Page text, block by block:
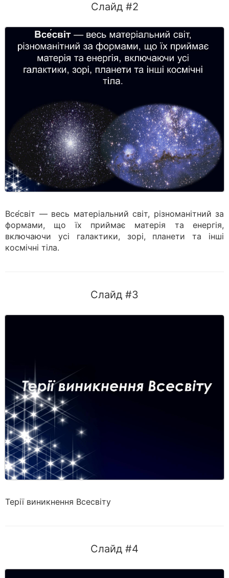
Слайд #2
Все́світ — весь матеріальний світ, різноманітний за
формами, що їх приймає матерія та енергія,
включаючи усі галактики, зорі, планети та інші
космічні тіла.
Слайд #3
Терії виникнення Всесвіту
Слайд #4